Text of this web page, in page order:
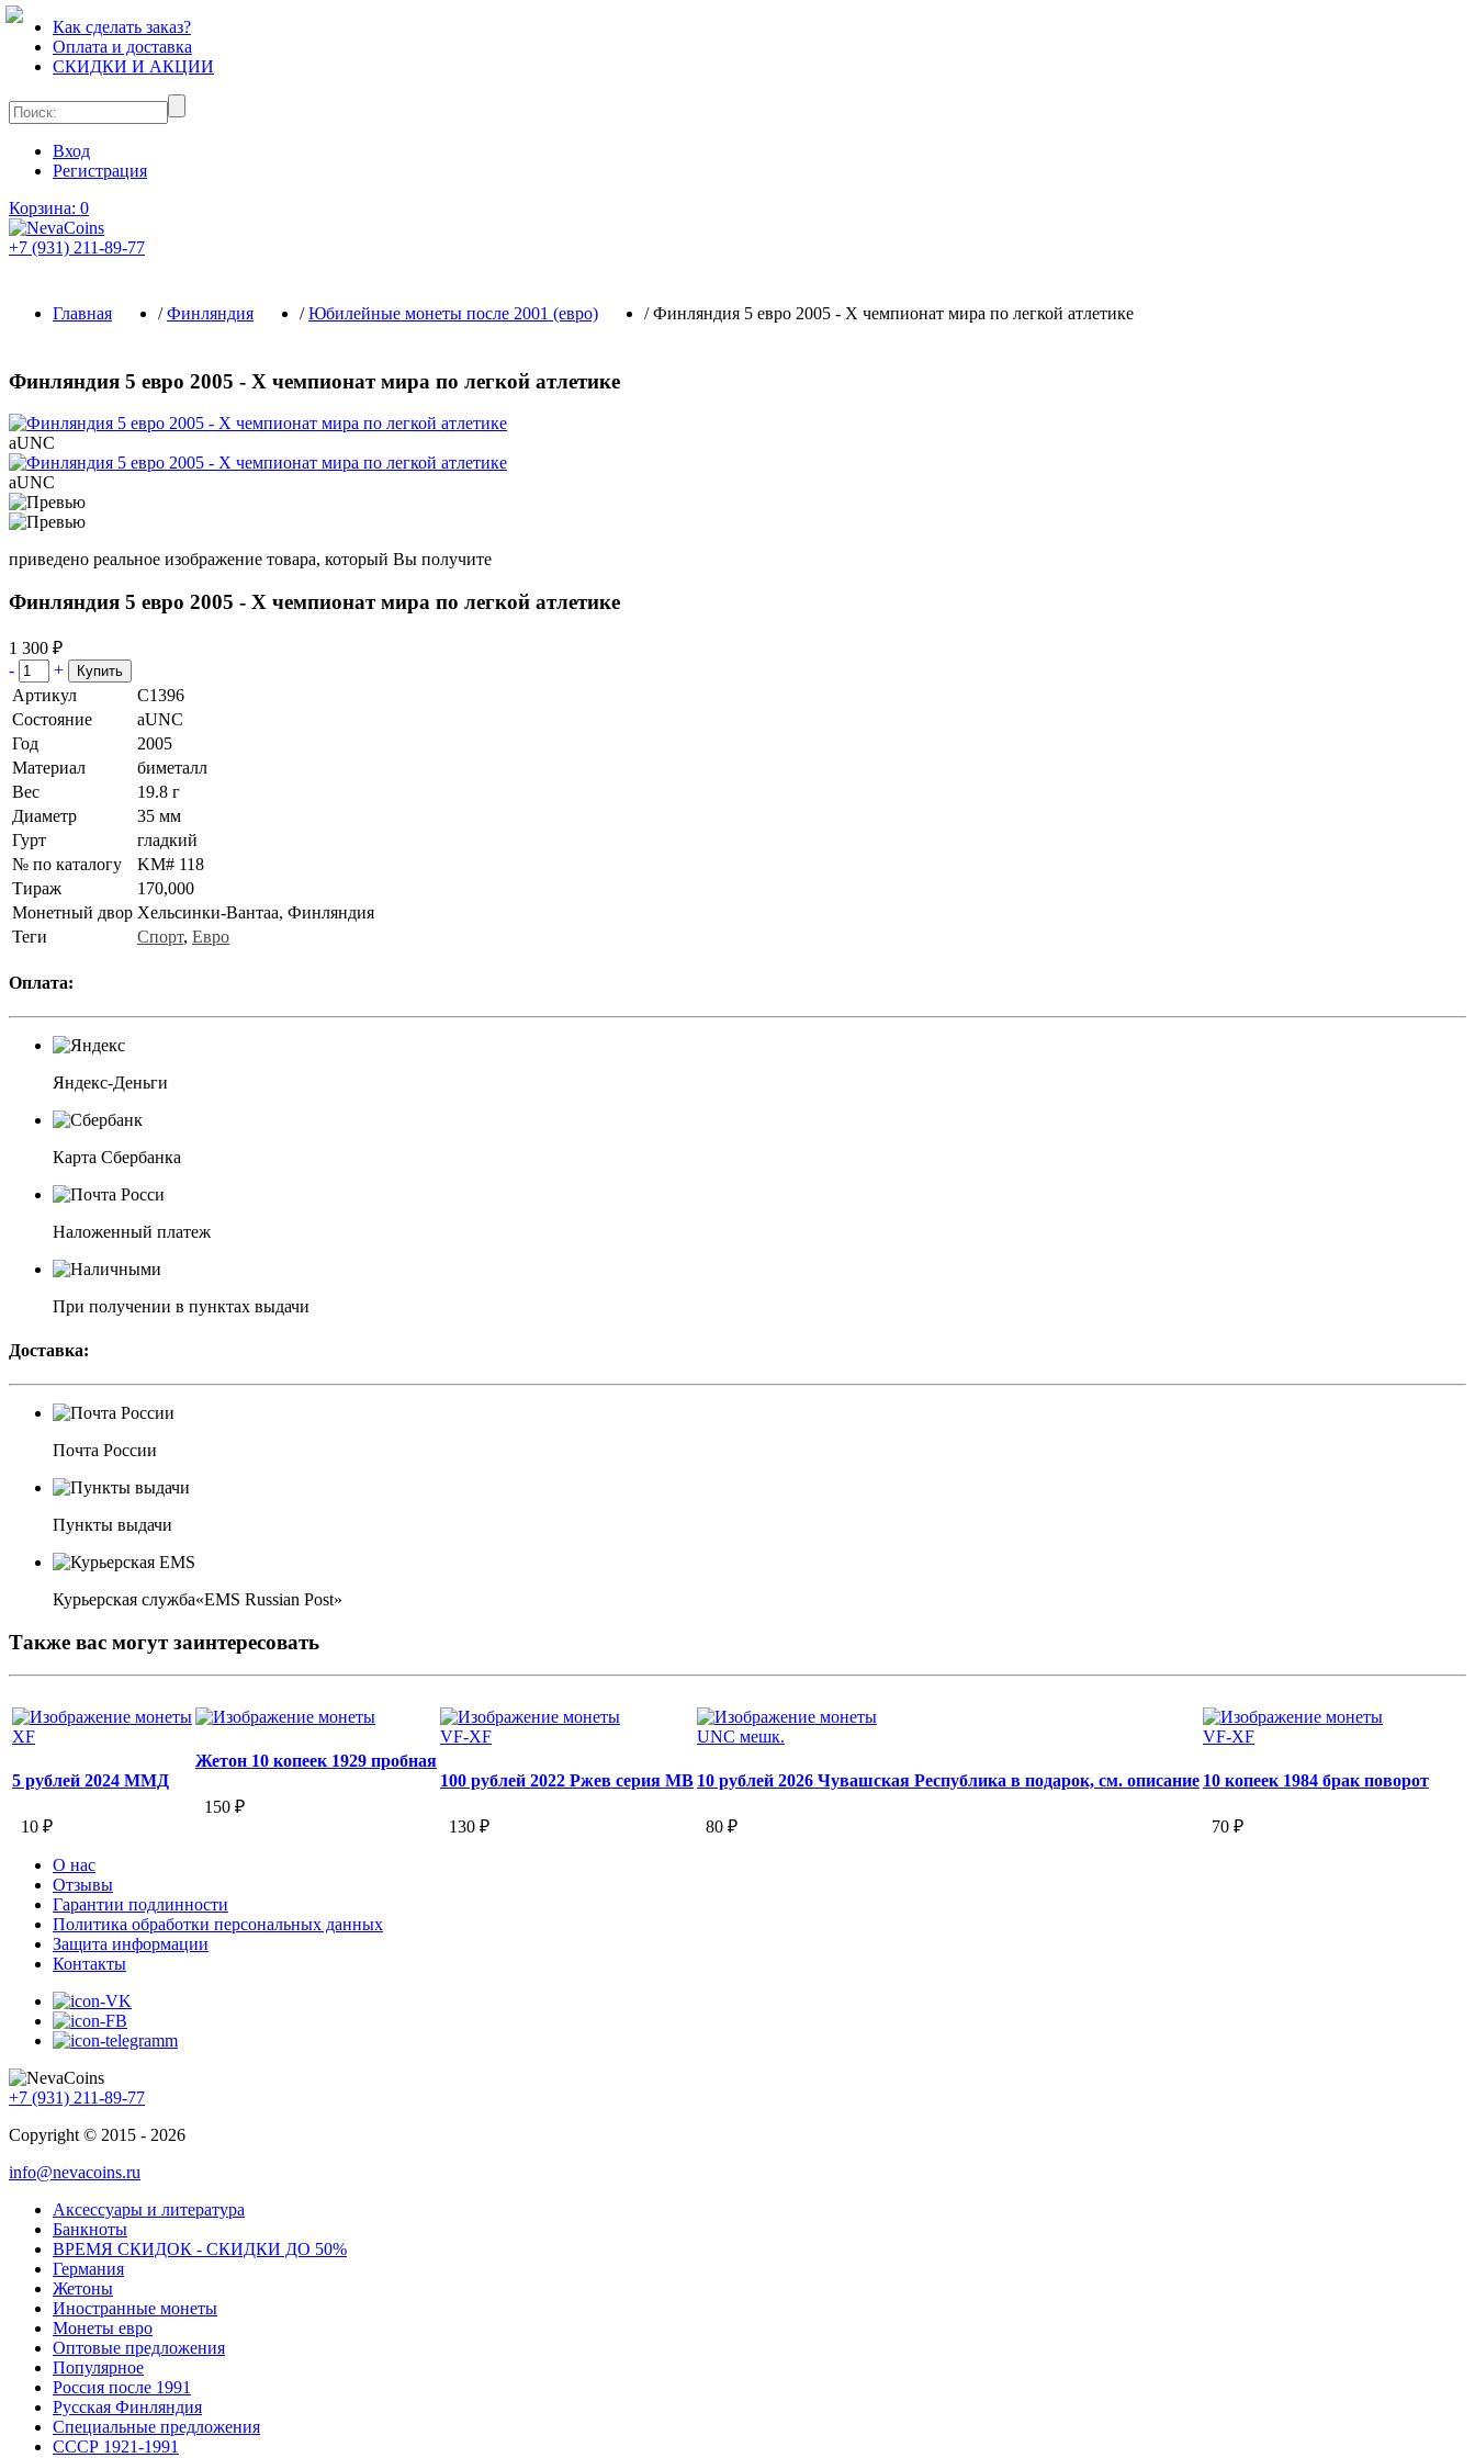
Как сделать заказ?
Оплата и доставка
СКИДКИ И АКЦИИ
Вход
Регистрация
Корзина: 0
+7 (931) 211-89-77
Главная /Финляндия /Юбилейные монеты после 2001 (евро) /Финляндия 5 евро 2005 - Х чемпионат мира по легкой атлетике
Финляндия 5 евро 2005 - Х чемпионат мира по легкой атлетике
aUNC
aUNC
приведено реальное изображение товара, который Вы получите
Финляндия 5 евро 2005 - Х чемпионат мира по легкой атлетике
1 300 ₽
-
+
Артикул
C1396
Состояние
aUNC
Год
2005
Материал
биметалл
Вес
19.8 г
Диаметр
35 мм
Гурт
гладкий
№ по каталогу
KM# 118
Тираж
170,000
Монетный двор Хельсинки-Вантаа, Финляндия
Теги
Спорт, Евро
Оплата:
Яндекс-Деньги
Карта Сбербанка
Наложенный платеж
При получении в пунктах выдачи
Доставка:
Почта России
Пункты выдачи
Курьерская служба«EMS Russian Post»
Также вас могут заинтересовать
XF
5 рублей 2024 ММД
10 ₽
Жетон 10 копеек 1929 пробная
150 ₽
VF-XF
100 рублей 2022 Ржев серия МВ
130 ₽
UNC мешк.
10 рублей 2026 Чувашская Республика в подарок, см. описание
80 ₽
VF-XF
10 копеек 1984 брак поворот
70 ₽
О нас
Отзывы
Гарантии подлинности
Политика обработки персональных данных
Защита информации
Контакты
+7 (931) 211-89-77
Copyright © 2015 - 2026
info@nevacoins.ru
Аксессуары и литература
Банкноты
ВРЕМЯ СКИДОК - СКИДКИ ДО 50%
Германия
Жетоны
Иностранные монеты
Монеты евро
Оптовые предложения
Популярное
Россия после 1991
Русская Финляндия
Специальные предложения
СССР 1921-1991